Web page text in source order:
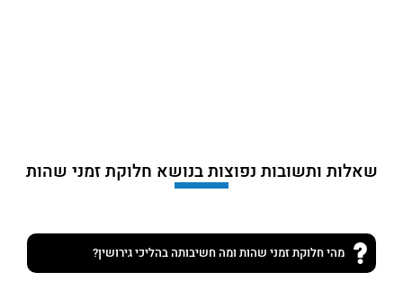
שאלות ותשובות נפוצות בנושא חלוקת זמני שהות
מהי חלוקת זמני שהות ומה חשיבותה בהליכי גירושין?